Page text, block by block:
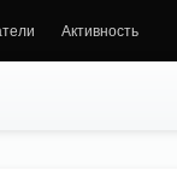
Активность